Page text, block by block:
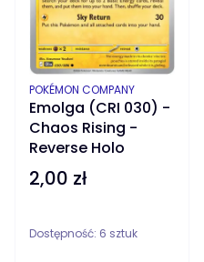
Emolga (CRI 030) -
Chaos Rising -
Reverse Holo
PRODUCENT
POKÉMON COMPANY
Cena
2,00 zł
Dostępność: 6 sztuk